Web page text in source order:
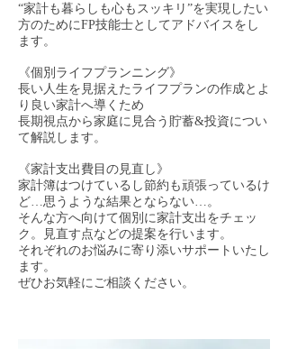
“家計も暮らしも心もスッキリ”を実現したい
方のためにFP技能士としてアドバイスをし
ます。
《個別ライフプランニング》
長い人生を見据えたライフプランの作成とよ
り良い家計へ導くため
長期視点から家庭に見合う貯蓄&投資につい
て解説します。
《家計支出費目の見直し》
家計簿はつけているし節約も頑張っているけ
ど…思うような結果とならない…。
そんな方へ向けて個別に家計支出をチェッ
ク。見直す点などの提案を行います。
それぞれのお悩みに寄り添いサポートいたし
ます。
ぜひお気軽にご相談ください。